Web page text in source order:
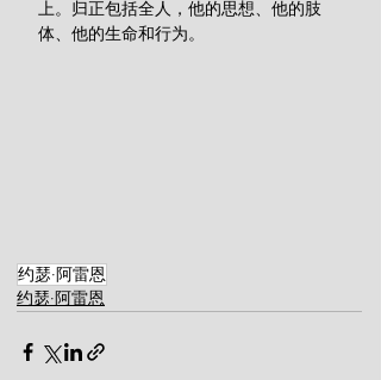
上。归正包括全人，他的思想、他的肢
体、他的生命和行为。
约瑟·阿雷恩
约瑟·阿雷恩